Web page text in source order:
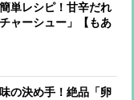
単レシピ！甘辛だれ
ャーシュー」【もあ
レシピ】
の決め手！絶品「卵